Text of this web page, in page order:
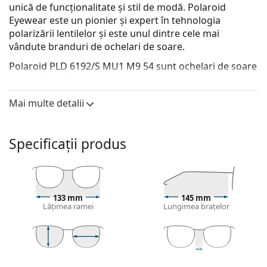
unică de funcționalitate și stil de modă. Polaroid
Eyewear este un pionier și expert în tehnologia
polarizării lentilelor și este unul dintre cele mai
vândute branduri de ochelari de soare.
Polaroid PLD 6192/S MU1 M9 54sunt ochelari de soare
pentru femei.
Descoperă cum ți se potrivesc acești ochelari de soare
Culoarea roz a ramei se potrivește perfect cu un ton
rece al pielii și cu părul șaten deschis sau blond
deschis.
Ramele pătrate de ochelari de soare
sunt o alegere
ideală pentru cei cu o formă rotundă, ovală sau
Rama ochelarilor de soare este fabricată din plastic
de înaltă calitate, care asigură confort si durabilitate
Mai multe detalii
Specificații produs
133 mm
Lățimea ramei
145 mm
Lungimea brațelor